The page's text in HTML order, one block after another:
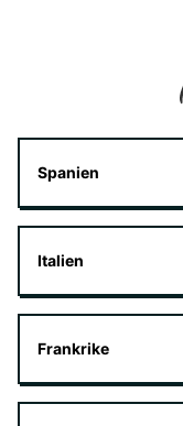
Spanien
Italien
Frankrike